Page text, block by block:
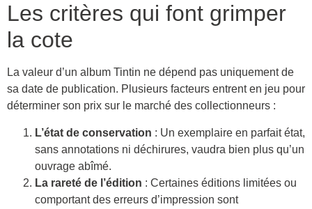
Les critères qui font grimper
la cote
La valeur d’un album Tintin ne dépend pas uniquement de
sa date de publication. Plusieurs facteurs entrent en jeu pour
déterminer son prix sur le marché des collectionneurs :
L’état de conservation : Un exemplaire en parfait état,
sans annotations ni déchirures, vaudra bien plus qu’un
ouvrage abîmé.
La rareté de l’édition : Certaines éditions limitées ou
comportant des erreurs d’impression sont